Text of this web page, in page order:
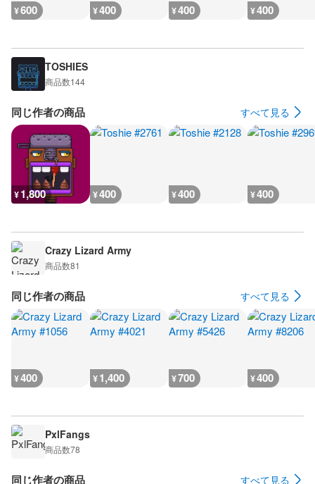
¥600 ¥400 ¥400 ¥400
TOSHIES
商品数144
同じ作者の商品 すべて見る
¥1,800 ¥400 ¥400 ¥400
Crazy Lizard Army
商品数81
同じ作者の商品 すべて見る
¥400 ¥1,400 ¥700 ¥400
PxlFangs
商品数78
同じ作者の商品 すべて見る